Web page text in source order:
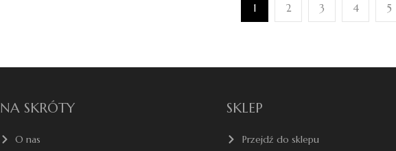
1 2 3 4 5
NA SKRÓTY
O nas
SKLEP
Przejdź do sklepu